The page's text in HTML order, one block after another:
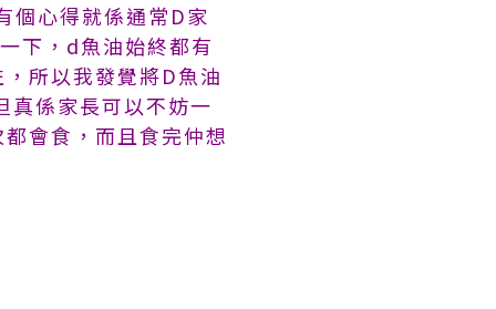
個心得就係通常D家
下，d魚油始終都有
所以我發覺將D魚油
真係家長可以不妨一
會食，而且食完仲想